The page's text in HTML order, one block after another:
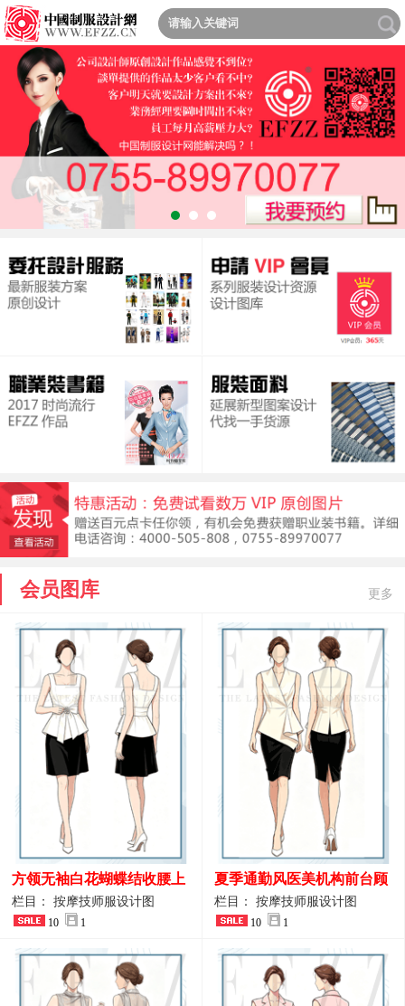
会员图库 更多
方领无袖白花蝴蝶结收腰上
衣 SPA会所接待工作制服设
计
栏目： 按摩技师服设计图
10 1
夏季通勤风医美机构前台顾
问端庄工作制服
栏目： 按摩技师服设计图
10 1